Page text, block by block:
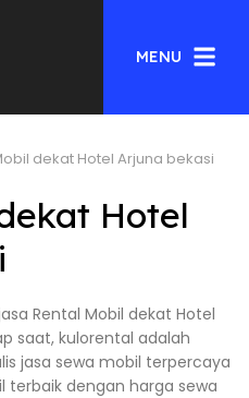
MENU
dekat Hotel Arjuna bekasi
Hotel
Rental Mobil dekat Hotel
saat, kulorental adalah
jasa sewa mobil terpercaya
dengan harga sewa